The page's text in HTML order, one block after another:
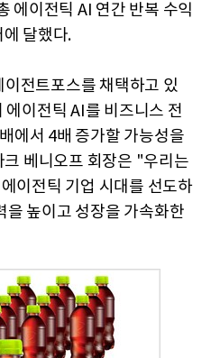
에이전틱 AI 연간 반복 수익
달했다.
전트포스를 채택하고 있
이전틱 AI를 비즈니스 전
에서 4배 증가할 가능성을
베니오프 회장은 "우리는
이전틱 기업 시대를 선도하
을 높이고 성장을 가속화한